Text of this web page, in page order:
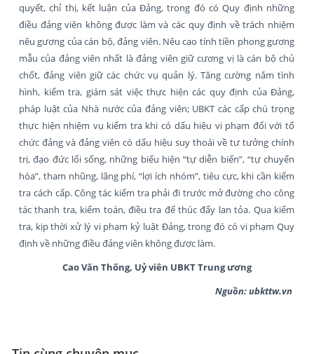
quyết, chỉ thị, kết luận của Đảng, trong đó có Quy định những
điều đảng viên không được làm và các quy định về trách nhiệm
nêu gương của cán bộ, đảng viên. Nêu cao tính tiền phong gương
mẫu của đảng viên nhất là đảng viên giữ cương vị là cán bộ chủ
chốt, đảng viên giữ các chức vụ quản lý. Tăng cường nắm tình
hình, kiểm tra, giám sát việc thực hiện các quy định của Đảng,
pháp luật của Nhà nước của đảng viên; UBKT các cấp chú trọng
thực hiện nhiệm vụ kiểm tra khi có dấu hiệu vi phạm đối với tổ
chức đảng và đảng viên có dấu hiệu suy thoái về tư tưởng chính
trị, đạo đức lối sống, những biểu hiện “tự diễn biến”, “tự chuyển
hóa”, tham nhũng, lãng phí, “lợi ích nhóm”, tiêu cực, khi cần kiểm
tra cách cấp. Công tác kiểm tra phải đi trước mở đường cho công
tác thanh tra, kiểm toán, điều tra để thúc đẩy lan tỏa. Qua kiểm
tra, kịp thời xử lý vi phạm kỷ luật Đảng, trong đó có vi phạm Quy
định về những điều đảng viên không được làm.
Cao Văn Thống, Uỷ viên UBKT Trung ương
Nguồn: ubkttw.vn